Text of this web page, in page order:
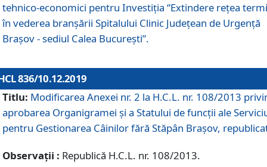
tehnico-economici pentru Investiția “Extindere rețea
în vederea branșării Spitalului Clinic Județean de Urgență
Brașov - sediul Calea București”.
836/10.12.2019
Titlu: Modificarea Anexei nr. 2 la H.C.L. nr. 108/2013
aprobarea Organigramei şi a Statului de funcții ale
pentru Gestionarea Câinilor fără Stăpân Brașov,
Observații : Republică H.C.L. nr. 108/2013.